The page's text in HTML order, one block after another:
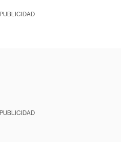
PUBLICIDAD
PUBLICIDAD